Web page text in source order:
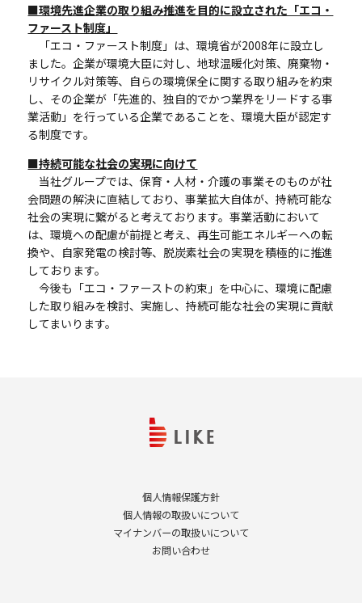
■環境先進企業の取り組み推進を目的に設立された「エコ・
ファースト制度」
「エコ・ファースト制度」は、環境省が2008年に設立し
ました。企業が環境大臣に対し、地球温暖化対策、廃棄物・
リサイクル対策等、自らの環境保全に関する取り組みを約束
し、その企業が「先進的、独自的でかつ業界をリードする事
業活動」を行っている企業であることを、環境大臣が認定す
る制度です。
■持続可能な社会の実現に向けて
当社グループでは、保育・人材・介護の事業そのものが社
会問題の解決に直結しており、事業拡大自体が、持続可能な
社会の実現に繋がると考えております。事業活動において
は、環境への配慮が前提と考え、再生可能エネルギーへの転
換や、自家発電の検討等、脱炭素社会の実現を積極的に推進
しております。
今後も「エコ・ファーストの約束」を中心に、環境に配慮
した取り組みを検討、実施し、持続可能な社会の実現に貢献
してまいります。
個人情報保護方針
個人情報の取扱いについて
マイナンバーの取扱いについて
お問い合わせ